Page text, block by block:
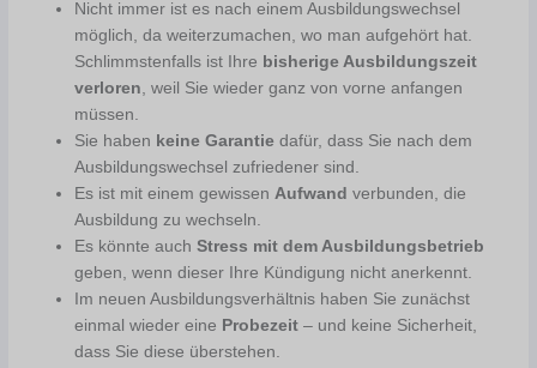
Nicht immer ist es nach einem Ausbildungswechsel
möglich, da weiterzumachen, wo man aufgehört hat.
Schlimmstenfalls ist Ihre bisherige Ausbildungszeit
verloren , weil Sie wieder ganz von vorne anfangen
müssen.
Sie haben keine Garantie dafür, dass Sie nach dem
Ausbildungswechsel zufriedener sind.
Es ist mit einem gewissen Aufwand verbunden, die
Ausbildung zu wechseln.
Es könnte auchStress mit dem Ausbildungsbetrieb
geben, wenn dieser Ihre Kündigung nicht anerkennt.
Im neuen Ausbildungsverhältnis haben Sie zunächst
einmal wieder eine Probezeit – und keine Sicherheit,
dass Sie diese überstehen.